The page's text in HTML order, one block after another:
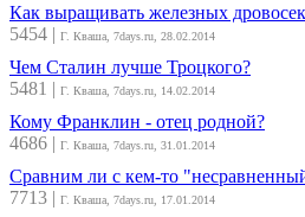
Как выращивать железных
5454
Г. Кваша, 7days.ru, 28.02.2014
Чем Сталин лучше Троцкого?
5481
Г. Кваша, 7days.ru, 14.02.2014
Кому Франклин - отец родной?
4686
Г. Кваша, 7days.ru, 31.01.2014
Сравним ли с кем-то
7713
Г. Кваша, 7days.ru, 17.01.2014